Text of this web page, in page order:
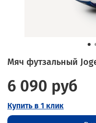
Мяч футзальный
6 090 руб
Купить в 1 клик